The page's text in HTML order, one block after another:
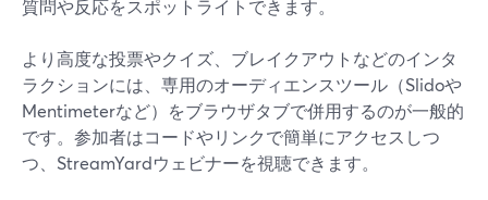
質問や反応をスポットライトできます。
より高度な投票やクイズ、ブレイクアウトなどのインタ
ラクションには、専用のオーディエンスツール（Slidoや
Mentimeterなど）をブラウザタブで併用するのが一般的
です。参加者はコードやリンクで簡単にアクセスしつ
つ、StreamYardウェビナーを視聴できます。